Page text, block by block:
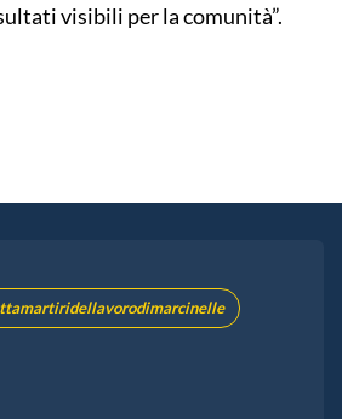
visibili per la comunità”.